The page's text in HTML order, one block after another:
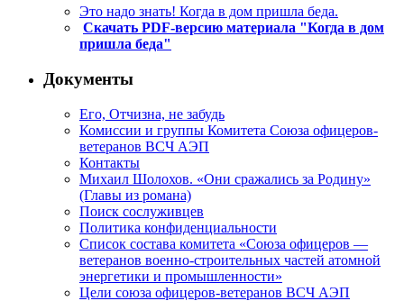
Это надо знать! Когда в дом пришла беда.
Скачать PDF-версию материала "Когда в дом
пришла беда"
Документы
Его, Отчизна, не забудь
Комиссии и группы Комитета Союза офицеров-
ветеранов ВСЧ АЭП
Контакты
Михаил Шолохов. «Они сражались за Родину»
(Главы из романа)
Поиск сослуживцев
Политика конфиденциальности
Список состава комитета «Союза офицеров —
ветеранов военно-строительных частей атомной
энергетики и промышленности»
Цели союза офицеров-ветеранов ВСЧ АЭП